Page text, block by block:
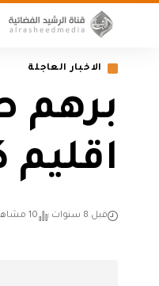
الاخبار العاجلة
برهم
قبل 8 سنوات 10 مشاهدات